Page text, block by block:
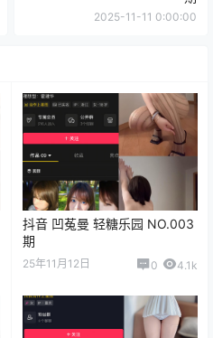
2025-11-11 0:00:00
抖音 凹菟曼 轻糖乐园 NO.003
期
25年11月12日 0 4.1k